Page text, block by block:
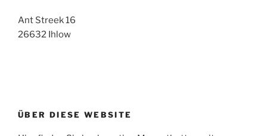
Ant Streek 16
26632 Ihlow
ÜBER DIESE WEBSITE